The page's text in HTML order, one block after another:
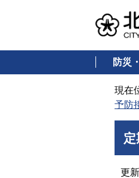
防災
現在
予防
更